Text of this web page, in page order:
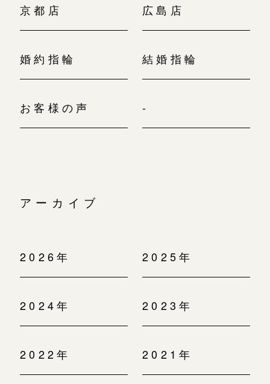
京都店 広島店
婚約指輪 結婚指輪
お客様の声 -
アーカイブ
2026年 2025年
2024年 2023年
2022年 2021年